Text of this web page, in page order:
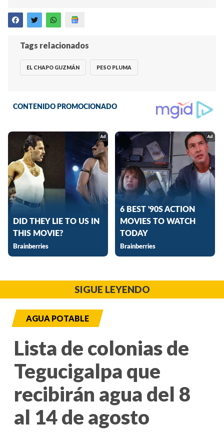
Tags relacionados
EL CHAPO GUZMÁN PESO PLUMA
SIGUE LEYENDO
AGUA POTABLE
Lista de colonias de
Tegucigalpa que
recibirán agua del 8
al 14 de agosto